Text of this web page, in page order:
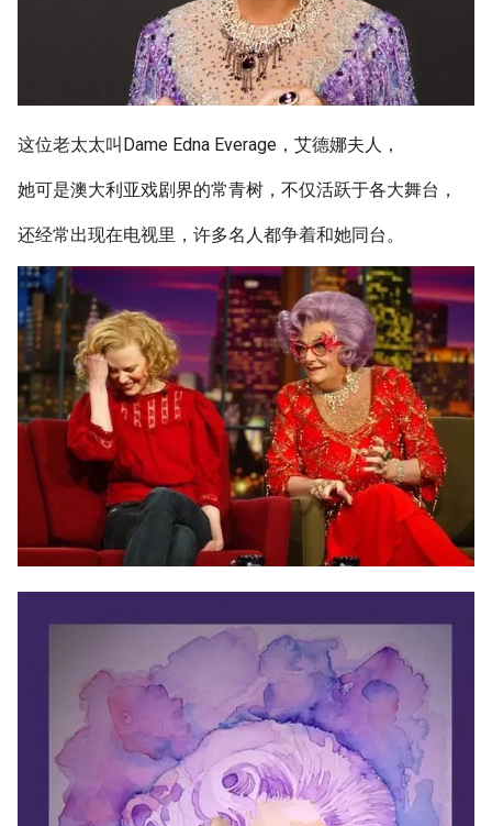
这位老太太叫Dame Edna Everage，艾德娜夫人，
她可是澳大利亚戏剧界的常青树，不仅活跃于各大舞台，
还经常出现在电视里，许多名人都争着和她同台。